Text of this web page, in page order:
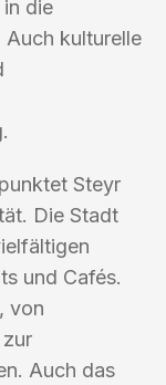
in die
Auch kulturelle
Steyr
Die Stadt
und Cafés.
von
Auch das